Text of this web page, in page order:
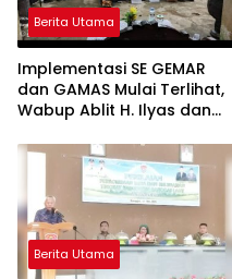
Berita Utama
Implementasi SE GEMAR
dan GAMAS Mulai Terlihat,
Wabup Ablit H. Ilyas dan
Kompak Ambil Rapor Anak
Berita Utama